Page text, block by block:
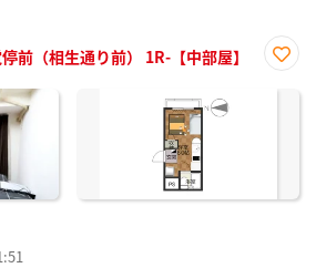
前（相生通り前） 1R-【中部屋】
に入